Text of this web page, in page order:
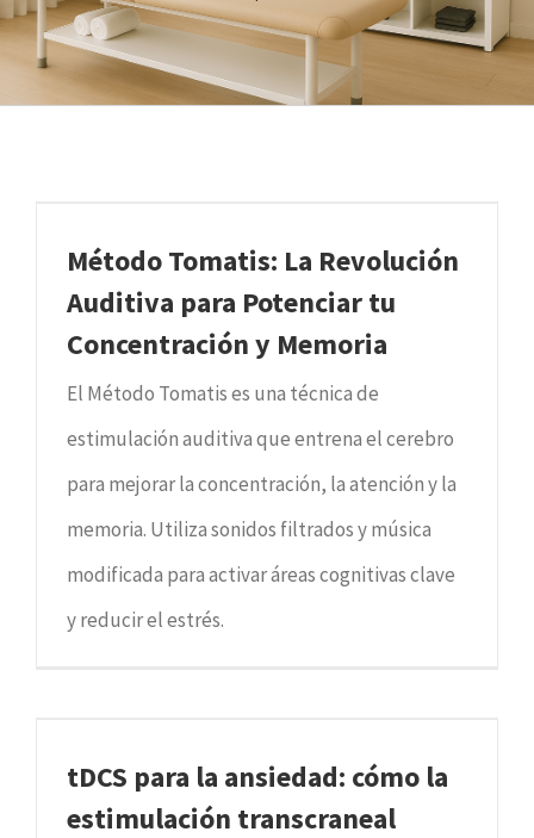
Método Tomatis: La Revolución
Auditiva para Potenciar tu
Concentración y Memoria
El Método Tomatis es una técnica de
estimulación auditiva que entrena el cerebro
para mejorar la concentración, la atención y la
memoria. Utiliza sonidos filtrados y música
modificada para activar áreas cognitivas clave
y reducir el estrés.
tDCS para la ansiedad: cómo la
estimulación transcraneal